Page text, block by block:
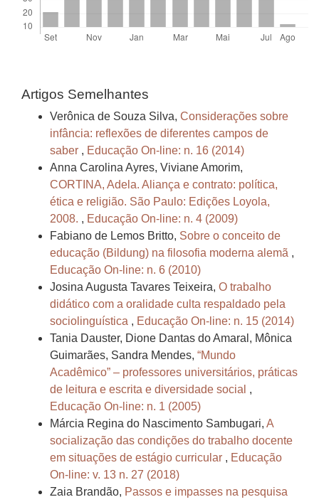
Artigos Semelhantes
Verônica de Souza Silva, Considerações sobre
infância: reflexões de diferentes campos de
saber , Educação On-line: n. 16 (2014)
Anna Carolina Ayres, Viviane Amorim,
CORTINA, Adela. Aliança e contrato: política,
ética e religião. São Paulo: Edições Loyola,
2008. , Educação On-line: n. 4 (2009)
Fabiano de Lemos Britto, Sobre o conceito de
educação (Bildung) na filosofia moderna alemã ,
Educação On-line: n. 6 (2010)
Josina Augusta Tavares Teixeira, O trabalho
didático com a oralidade culta respaldado pela
sociolinguística , Educação On-line: n. 15 (2014)
Tania Dauster, Dione Dantas do Amaral, Mônica
Guimarães, Sandra Mendes, “Mundo
Acadêmico” – professores universitários, práticas
de leitura e escrita e diversidade social ,
Educação On-line: n. 1 (2005)
Márcia Regina do Nascimento Sambugari, A
socialização das condições do trabalho docente
em situações de estágio curricular , Educação
On-line: v. 13 n. 27 (2018)
Zaia Brandão, Passos e impasses na pesquisa